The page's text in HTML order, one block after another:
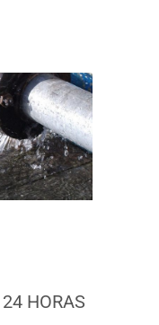
HORAS